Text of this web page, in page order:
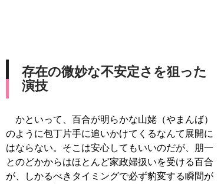
存在の微妙な不安定さを狙った
演技
かといって、百合が明らかな山姥（やまんば）
のように包丁片手に追いかけてくるなんて展開に
はならない。そこは安心してもいいのだが、朋一
とのどかからはほとんど家政婦扱いを受ける百合
が、しかるべきタイミングで必ず豹変する瞬間が